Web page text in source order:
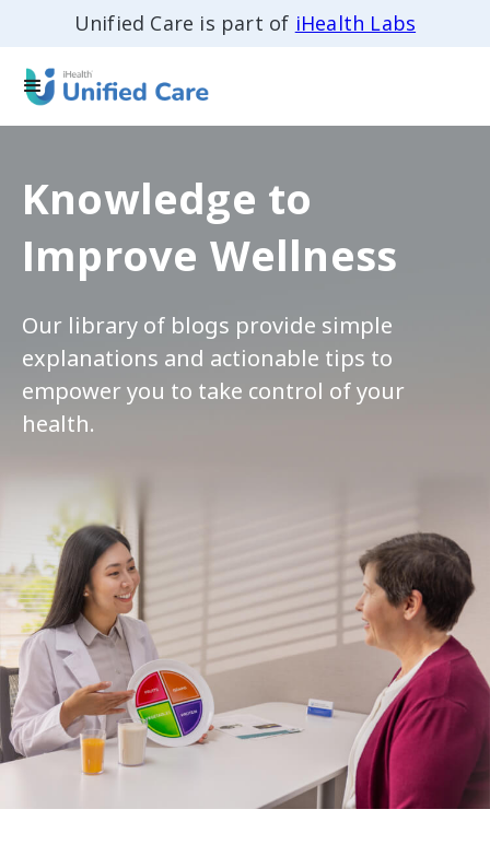
Unified Care is part of iHealth Labs
Knowledge to
Improve Wellness
Our library of blogs provide simple
explanations and actionable tips to
empower you to take control of your
health.